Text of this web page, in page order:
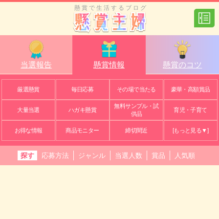
懸賞で生活するブログ
当選報告 懸賞情報 懸賞のコツ
厳選懸賞 毎日応募 その場で当たる 豪華・高額賞品
大量当選 ハガキ懸賞
無料サンプル・試
供品
育児・子育て
お得な情報 商品モニター 締切間近 [もっと見る▼]
探す 応募方法 ジャンル 当選人数 賞品 人気順